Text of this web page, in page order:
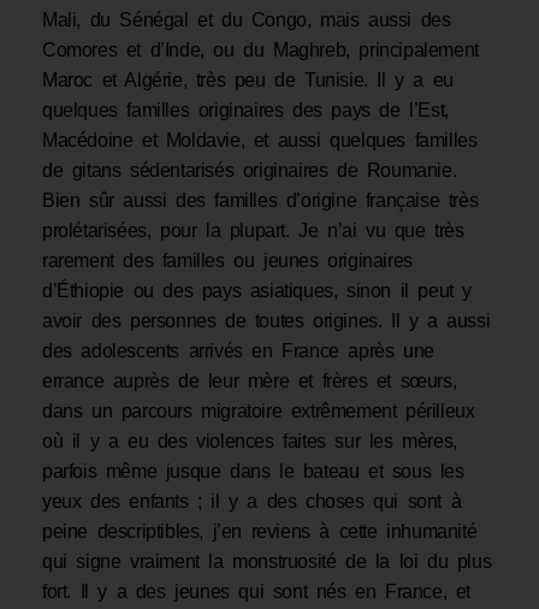
Mali, du Sénégal et du Congo, mais aussi des
Comores et d’Inde, ou du Maghreb, principalement
Maroc et Algérie, très peu de Tunisie. Il y a eu
quelques familles originaires des pays de l’Est,
Macédoine et Moldavie, et aussi quel­ques familles
de gitans sédentarisés originaires de Roumanie.
Bien sûr aussi des familles d’origine française très
prolétarisées, pour la plupart. Je n’ai vu que très
rare­ment des familles ou jeunes originaires
d’Éthiopie ou des pays asiatiques, sinon il peut y
avoir des personnes de toutes origines. Il y a aussi
des adolescents arrivés en France après une
errance auprès de leur mère et frères et sœurs,
dans un parcours migratoire extrêmement périlleux
où il y a eu des violences faites sur les mères,
parfois même jusque dans le ba­teau et sous les
yeux des enfants ; il y a des choses qui sont à
peine descriptibles, j’en reviens à cette inhumanité
qui signe vraiment la monstruosité de la loi du plus
fort. Il y a des jeunes qui sont nés en France, et